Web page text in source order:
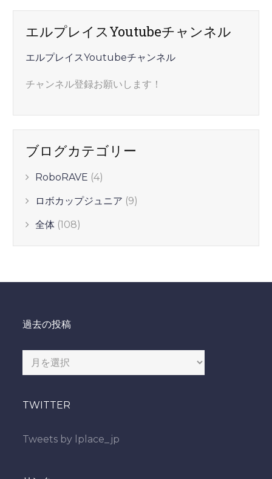
エルプレイスYoutubeチャンネル
エルプレイスYoutubeチャンネル
チャンネル登録お願いします！
ブログカテゴリー
RoboRAVE (4)
ロボカップジュニア (9)
全体 (108)
過去の投稿
去
投
TWITTER
Tweets by lplace_jp